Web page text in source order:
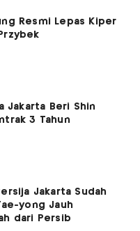
Resmi Lepas Kiper
Jakarta Beri Shin
3 Tahun
Jakarta Sudah
yong Jauh
dari Persib